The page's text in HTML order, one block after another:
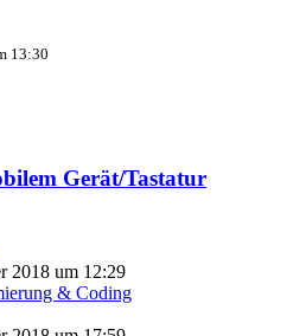
13:30
Gerät/Tastatur
2018 um 12:29
& Coding